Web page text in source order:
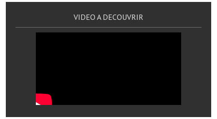
Exploitants agricoles
VIDEO A DECOUVRIR